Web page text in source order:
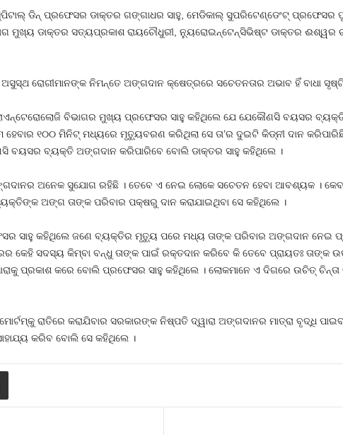
ଡିନ୍ ପ୍ରଫେସର ଡାକ୍ତର ଗଙ୍ଗାଧର ସାହୁ, ମେଡିକାଲ୍ ସୁପରିଟେଣ୍ଡେଂଟ୍ ପ୍ରଫେସର
ମୁଖ୍ୟ ଡାକ୍ତର ସତ୍ୟପ୍ରକାଶ ରାୟଚୌଧୁରୀ, ନ୍ୟୁରୋଇନ୍‌ଟେନ୍‌ସିଭିଷ୍ଟ ଡାକ୍ତର ଈଶ୍ୱର
ଅସୁସ୍ଥ ରୋଗୀମାନଙ୍କ ନିମନ୍ତେ ଅଙ୍ଗଦାନ କ୍ଷେତ୍ରରେ ସଚେତନତାର ଅଭାବ ହିଁ ବାଧା
ବିଭାଗର ମୁଖ୍ୟ ପ୍ରଫେସର ସାହୁ କହିଥିଲେ ଯେ ଯେକୌଣସି ବୟସର
୧୦୦ ମିନିଟ୍ ମଧ୍ୟରେ ମୃତ୍ୟୁବରଣ କରିଥିଲା ସେ ତା’ର ଦୁଇଟି କିଡ୍‌ନୀ ଦାନ
ବୟସର ବ୍ୟକ୍ତି ଅଙ୍ଗଦାନ କରିପାରିବେ ବୋଲି ଡାକ୍ତର ସାହୁ କହିଥିଲେ ।
ଅନେକ ସୁଯୋଗ ରହିଛି । ତେବେ ଏ ନେଇ ଲୋକେ ସଚେତନ ହେବା ଆବଶ୍ୟକ ।
ଅଙ୍ଗ ତାଙ୍କ ପରିବାର ପକ୍ଷରୁ ଦାନ କରାଯାଇଥିବା ସେ କହିଥିଲେ ।
କହିଥିଲେ ଜଣେ ବ୍ୟକ୍ତିର ମୃତ୍ୟୁ ପରେ ମଧ୍ୟ ତାଙ୍କ ପରିବାର ଅଙ୍ଗଦାନ ନେଇ
କେହି ସଦସ୍ୟ କିମ୍ବା ବନ୍ଧୁ ତାଙ୍କ ପାଇଁ ରକ୍ତଦାନ କରିବେ କି ତେବେ ପ୍ରାୟତଃ ତାଙ୍କ
ପ୍ରକାଶ କରେ ବୋଲି ପ୍ରଫେସର ସାହୁ କହିଥିଲେ । ଲୋକମାନେ ଏ ଦିଗରେ ଉଚିତ୍
ରାତିରେ କରାଯିବାର ସରକାରଙ୍କ ନିଷ୍ପତି ଦ୍ୱାରା ଅଙ୍ଗଦାନର ମାତ୍ରା ବୃଦ୍ଧି
କରିବ ବୋଲି ସେ କହିଥିଲେ ।